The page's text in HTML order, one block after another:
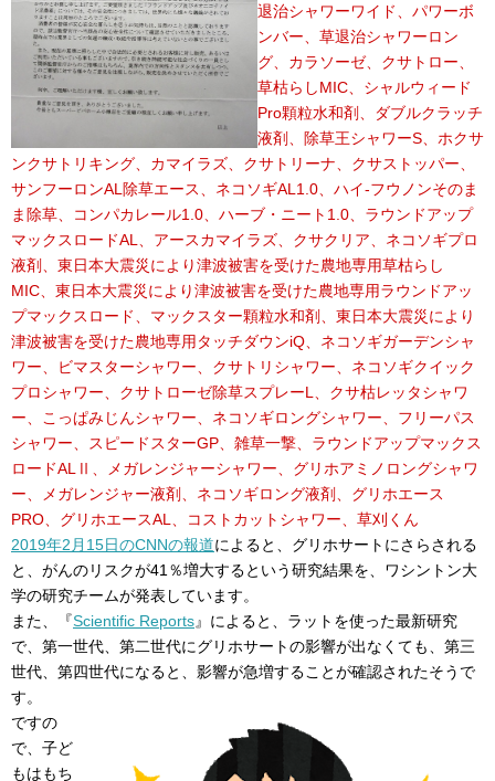
退治シャワーワイド、パワーボ
ンバー、草退治シャワーロン
グ、カラソーゼ、クサトロー、
草枯らしMIC、シャルウィード
Pro顆粒水和剤、ダブルクラッチ
液剤、除草王シャワーS、ホクサ
ンクサトリキング、カマイラズ、クサトリーナ、クサストッパー、
サンフーロンAL除草エース、ネコソギAL1.0、ハイ-フウノンそのま
ま除草、コンパカレール1.0、ハーブ・ニート1.0、ラウンドアップ
マックスロードAL、アースカマイラズ、クサクリア、ネコソギプロ
液剤、東日本大震災により津波被害を受けた農地専用草枯らし
MIC、東日本大震災により津波被害を受けた農地専用ラウンドアッ
プマックスロード、マックスター顆粒水和剤、東日本大震災により
津波被害を受けた農地専用タッチダウンiQ、ネコソギガーデンシャ
ワー、ビマスターシャワー、クサトリシャワー、ネコソギクイック
プロシャワー、クサトローゼ除草スプレーL、クサ枯レッタシャワ
ー、こっぱみじんシャワー、ネコソギロングシャワー、フリーパス
シャワー、スピードスターGP、雑草一撃、ラウンドアップマックス
ロードALⅡ、メガレンジャーシャワー、グリホアミノロングシャワ
ー、メガレンジャー液剤、ネコソギロング液剤、グリホエース
PRO、グリホエースAL、コストカットシャワー、草刈くん
2019年2月15日のCNNの報道によると、グリホサートにさらされる
と、がんのリスクが41％増大するという研究結果を、ワシントン大
学の研究チームが発表しています。
また、『Scientific Reports』によると、ラットを使った最新研究
で、第一世代、第二世代にグリホサートの影響が出なくても、第三
世代、第四世代になると、影響が急増することが確認されたそうで
す。
ですの
で、子ど
もはもち